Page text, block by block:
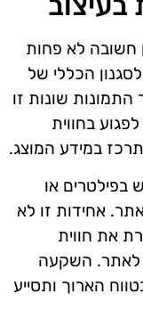
חשובה לא פחות
הכללי של
שונות זו
בחווית
במידע המוצג.
בפילטרים או
אחידות זו לא
את חווית
לאתר. השקעה
הארוך ותסייע